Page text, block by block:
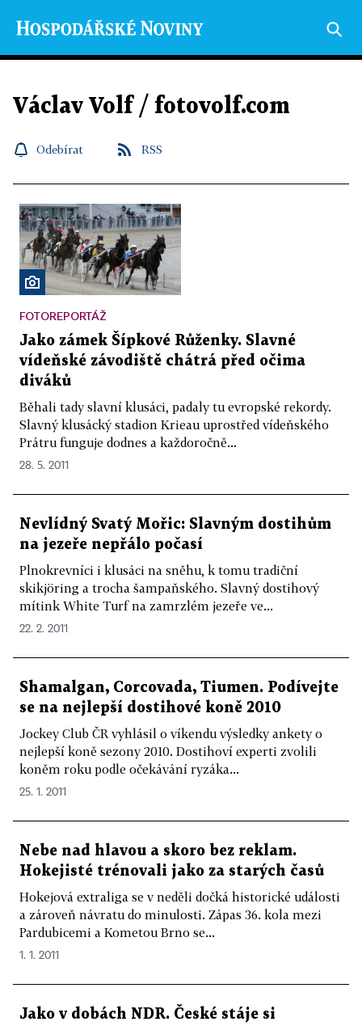
Václav Volf / fotovolf.com
Odebírat RSS
FOTOREPORTÁŽ
Jako zámek Šípkové Růženky. Slavné
vídeňské závodiště chátrá před očima
diváků
Běhali tady slavní klusáci, padaly tu evropské rekordy.
Slavný klusácký stadion Krieau uprostřed vídeňského
Prátru funguje dodnes a každoročně...
28. 5. 2011
Nevlídný Svatý Mořic: Slavným dostihům
na jezeře nepřálo počasí
Plnokrevníci i klusáci na sněhu, k tomu tradiční
skikjöring a trocha šampaňského. Slavný dostihový
mítink White Turf na zamrzlém jezeře ve...
22. 2. 2011
Shamalgan, Corcovada, Tiumen. Podívejte
se na nejlepší dostihové koně 2010
Jockey Club ČR vyhlásil o víkendu výsledky ankety o
nejlepší koně sezony 2010. Dostihoví experti zvolili
koněm roku podle očekávání ryzáka...
25. 1. 2011
Nebe nad hlavou a skoro bez reklam.
Hokejisté trénovali jako za starých časů
Hokejová extraliga se v neděli dočká historické události
a zároveň návratu do minulosti. Zápas 36. kola mezi
Pardubicemi a Kometou Brno se...
1. 1. 2011
Jako v dobách NDR. České stáje si